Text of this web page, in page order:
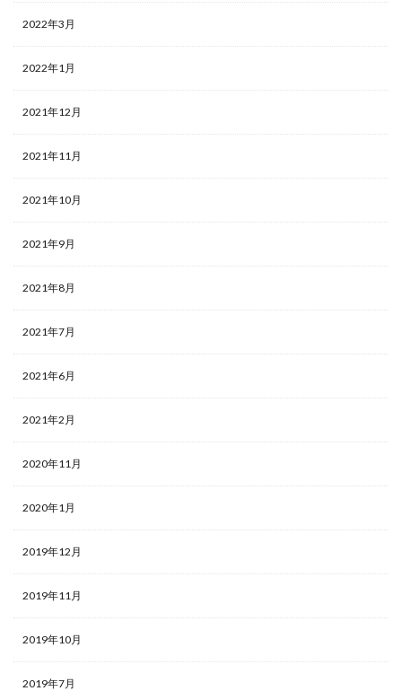
2022年3月
2022年1月
2021年12月
2021年11月
2021年10月
2021年9月
2021年8月
2021年7月
2021年6月
2021年2月
2020年11月
2020年1月
2019年12月
2019年11月
2019年10月
2019年7月